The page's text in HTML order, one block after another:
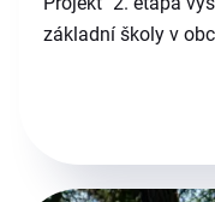
základní školy v
ČR z programu